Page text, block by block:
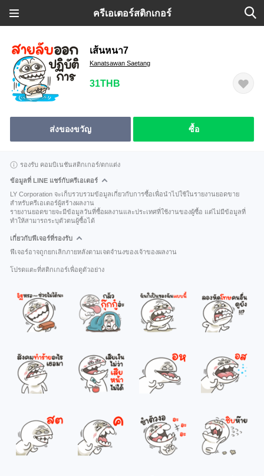
ครีเอเตอร์สติกเกอร์
เส้นหนา7
Kanatsawan Saetang
31THB
ส่งของขวัญ ซื้อ
รองรับ คอมบิเนชันสติกเกอร์/ตกแต่ง
ข้อมูลที่ LINE แชร์กับครีเอเตอร์
LY Corporation จะเก็บรวบรวมข้อมูลเกี่ยวกับการซื้อเพื่อนำไปใช้ในรายงานยอดขาย
สำหรับครีเอเตอร์ผู้สร้างผลงาน
รายงานยอดขายจะมีข้อมูลวันที่ซื้อผลงานและประเทศที่ใช้งานของผู้ซื้อ แต่ไม่มีข้อมูลที่
ทำให้สามารถระบุตัวตนผู้ซื้อได้
เกี่ยวกับฟีเจอร์ที่รองรับ
ฟีเจอร์อาจถูกยกเลิกภายหลังตามเจตจำนงของเจ้าของผลงาน
โปรดแตะที่สติกเกอร์เพื่อดูตัวอย่าง